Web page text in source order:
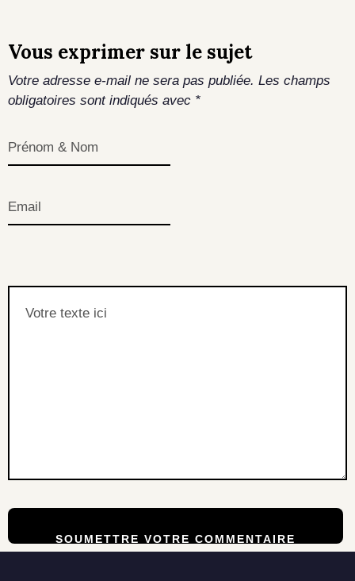
Vous exprimer sur le sujet
Votre adresse e-mail ne sera pas publiée. Les champs
obligatoires sont indiqués avec *